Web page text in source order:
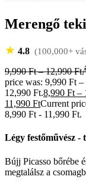
Merengő
★ 4.8 (100,000+
9,990Ft – 12,990Ft
price was: 9,990 Ft
12,990 Ft.8,990 Ft –
11,990 FtCurrent
8,990 Ft - 11,990 Ft.
Légy festőművész -
Bújj Picasso bőrébe
megtalálsz a